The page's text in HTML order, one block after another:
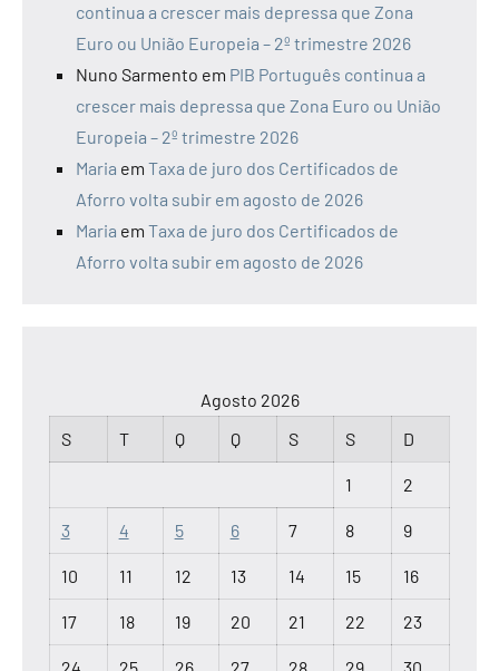
continua a crescer mais depressa que Zona
Euro ou União Europeia – 2º trimestre 2026
Nuno Sarmento em PIB Português continua a
crescer mais depressa que Zona Euro ou União
Europeia – 2º trimestre 2026
Maria em Taxa de juro dos Certificados de
Aforro volta subir em agosto de 2026
Maria em Taxa de juro dos Certificados de
Aforro volta subir em agosto de 2026
Agosto 2026
S
T Q Q S S D
1 2
3 4 5 6 7 8 9
10 11 12 13 14 15 16
17 18 19 20 21 22 23